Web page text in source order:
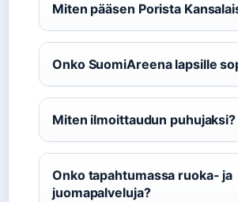
Miten pääsen Porista
Onko SuomiAreena lapsille
Miten ilmoittaudun puhujaksi?
Onko tapahtumassa ruoka- ja
juomapalveluja?